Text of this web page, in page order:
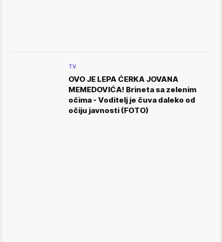
TV
OVO JE LEPA ĆERKA JOVANA
MEMEDOVIĆA! Brineta sa zelenim
očima - Voditelj je čuva daleko od
očiju javnosti (FOTO)